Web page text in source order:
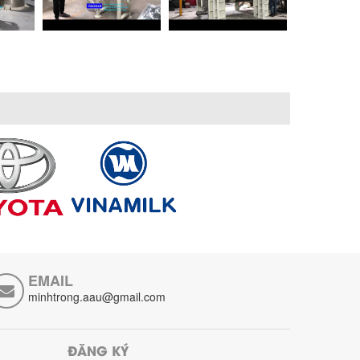
EMAIL
minhtrong.aau@gmail.com
ĐĂNG KÝ